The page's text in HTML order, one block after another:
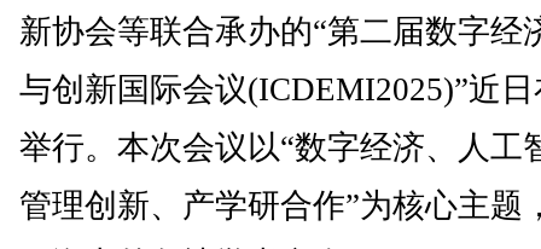
新协会等联合承办的“第二届数字经
与创新国际会议(ICDEMI2025)”近
举行。本次会议以“数字经济、人工
管理创新、产学研合作”为核心主题